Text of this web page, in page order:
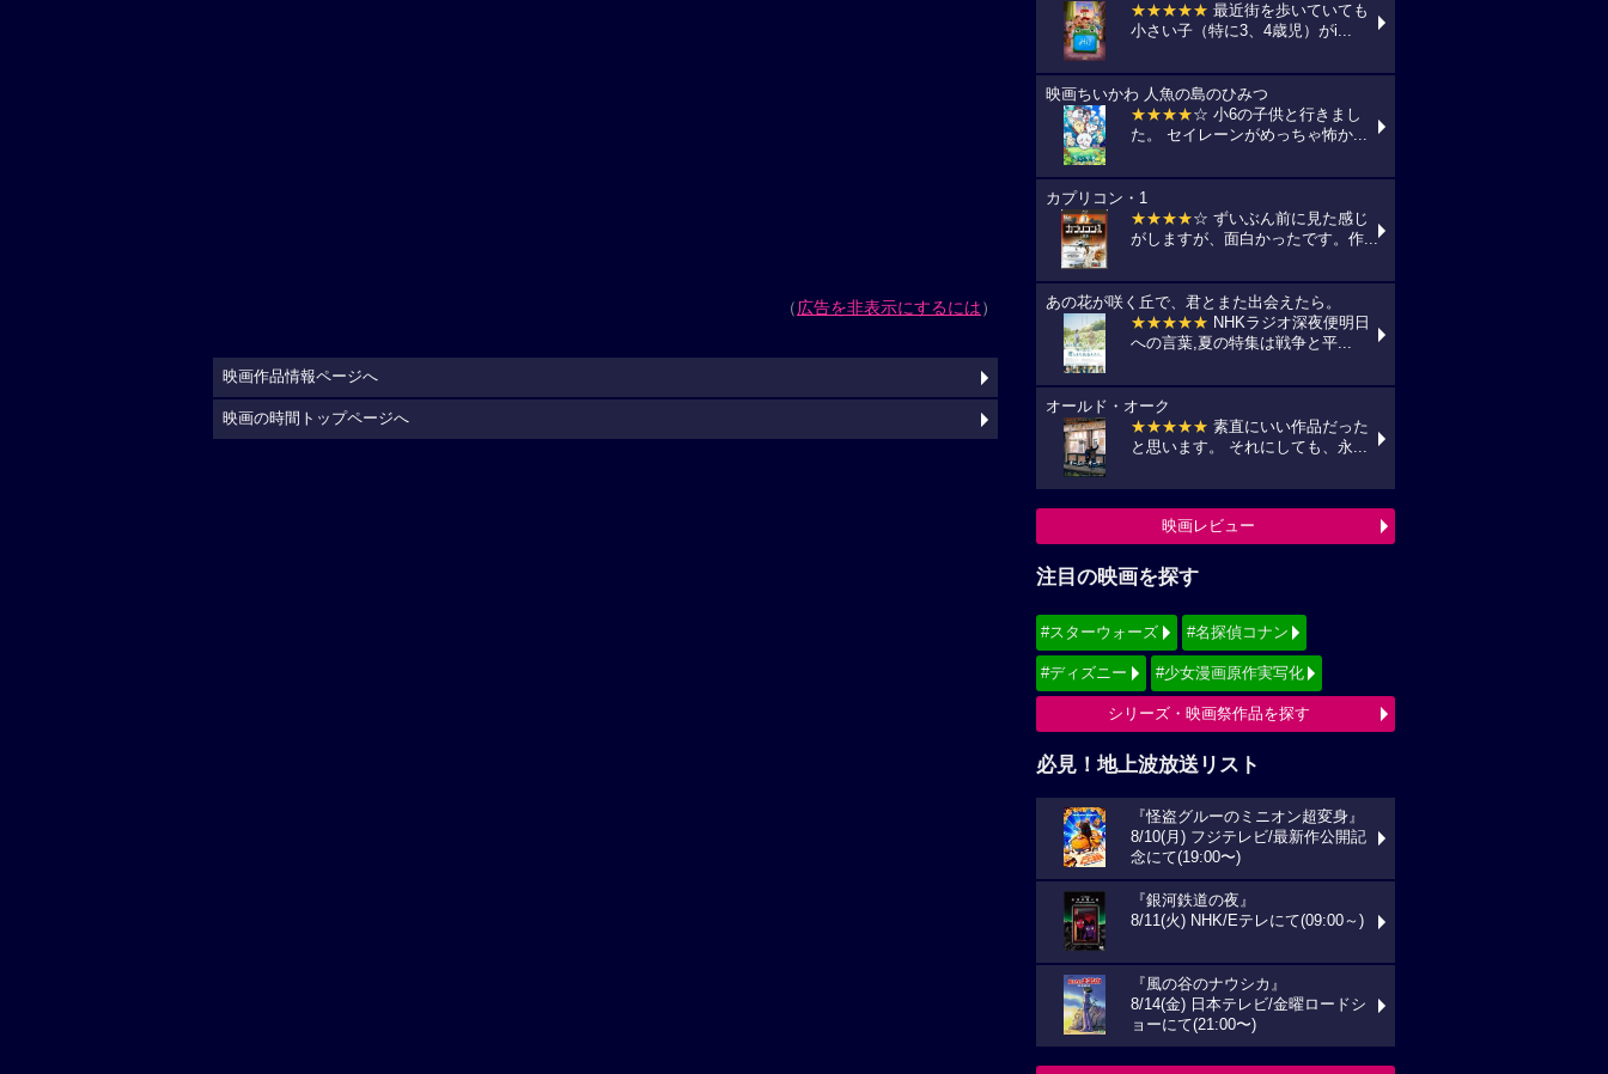
（広告を非表示にするには）
★★★★★ 最近街を歩いていても
小さい子（特に3、4歳児）がi...
映画ちいかわ 人魚の島のひみつ
★★★★☆ 小6の子供と行きまし
た。 セイレーンがめっちゃ怖か...
カプリコン・1
★★★★☆ ずいぶん前に見た感じ
がしますが、面白かったです。作...
あの花が咲く丘で、君とまた出会えたら。
★★★★★ NHKラジオ深夜便明日
への言葉,夏の特集は戦争と平...
オールド・オーク
★★★★★ 素直にいい作品だった
と思います。 それにしても、永...
映画レビュー
注目の映画を探す
#スターウォーズ #名探偵コナン
#ディズニー #少女漫画原作実写化
シリーズ・映画祭作品を探す
必見！地上波放送リスト
『怪盗グルーのミニオン超変身』
8/10(月) フジテレビ/最新作公開記
念にて(19:00〜)
『銀河鉄道の夜』
8/11(火) NHK/Eテレにて(09:00～)
『風の谷のナウシカ』
8/14(金) 日本テレビ/金曜ロードシ
ョーにて(21:00〜)
映画作品情報ページへ
映画の時間トップページへ